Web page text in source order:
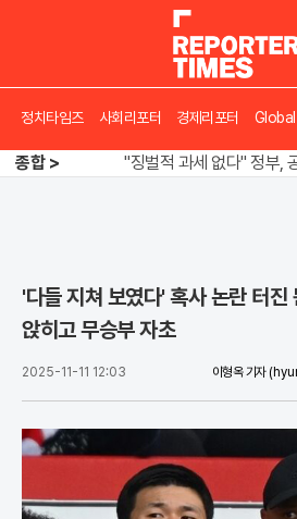
정치타임즈 사회리포터 경제리포터 Global
종합 >
오뚜기·비비고 면 전쟁,
"징벌적 과세 없다" 정부,
폭염·가뭄 이중고, 이 대통령
'다들 지쳐 보였다' 혹사 논란 터
앉히고 무승부 자초
2025-11-11 12:03 이형옥 기자